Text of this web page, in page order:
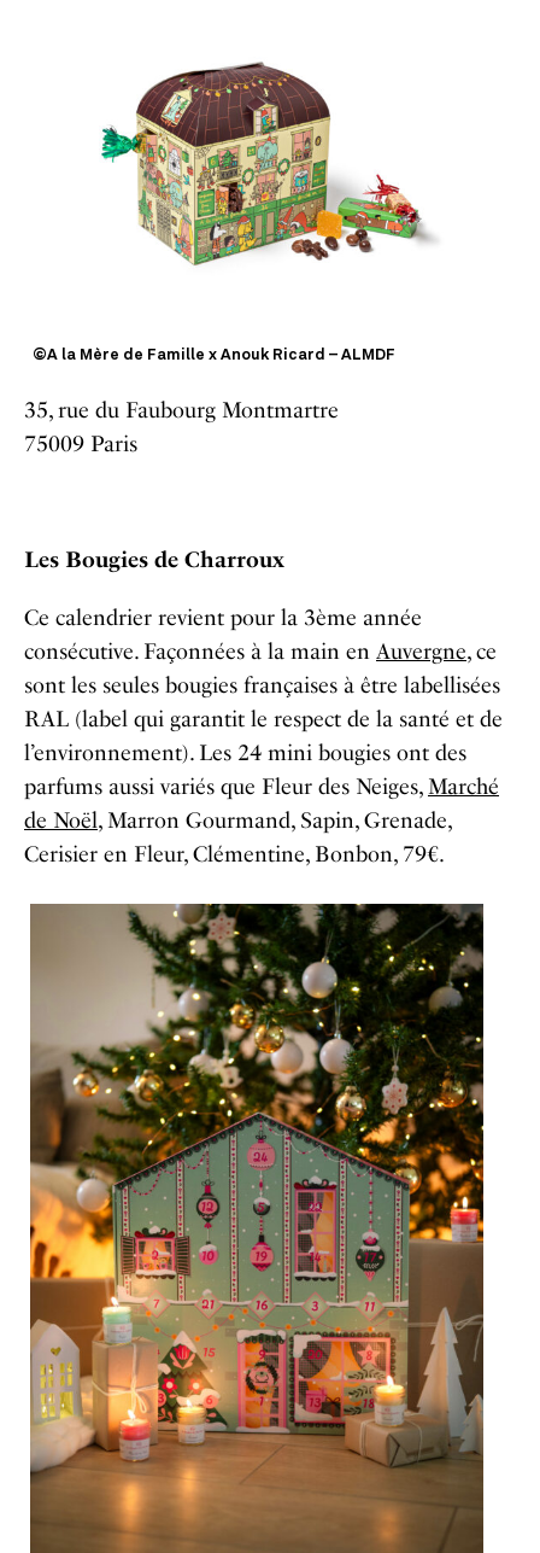
©A la Mère de Famille x Anouk Ricard – ALMDF
35, rue du Faubourg Montmartre
75009 Paris
Les Bougies de Charroux
Ce calendrier revient pour la 3ème année
consécutive. Façonnées à la main en Auvergne, ce
sont les seules bougies françaises à être labellisées
RAL (label qui garantit le respect de la santé et de
l’environnement). Les 24 mini bougies ont des
parfums aussi variés que Fleur des Neiges,Marché
de Noël, Marron Gourmand, Sapin, Grenade,
Cerisier en Fleur, Clémentine, Bonbon, 79€.